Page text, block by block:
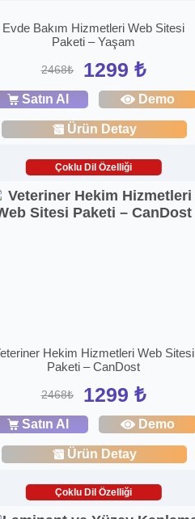
Evde Bakım Hizmetleri Web Sitesi
Paketi – Yaşam
2468₺ 1299 ₺
Satın Al Demo
Ürün Detay
Çoklu Dil Özelliği
Hekim Hizmetleri Web Sitesi
Paketi – CanDost
2468₺ 1299 ₺
Satın Al Demo
Ürün Detay
Çoklu Dil Özelliği